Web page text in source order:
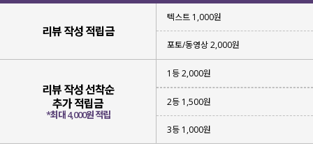
리뷰 작성 적립금
텍스트 1,000원
포토/동영상 2,000원
리뷰 작성 선착순
추가 적립금
*최대 4,000원 적립
1등 2,000원
2등 1,500원
3등 1,000원